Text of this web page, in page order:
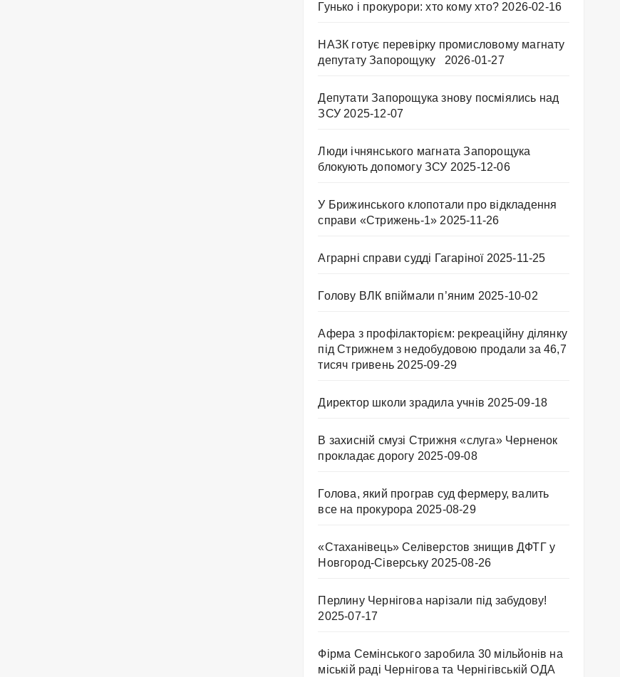
Гунько і прокурори: хто кому хто? 2026-02-16
НАЗК готує перевірку промисловому магнату
депутату Запорощуку
2026-01-27
Депутати Запорощука знову посміялись над
ЗСУ 2025-12-07
Люди ічнянського магната Запорощука
блокують допомогу ЗСУ 2025-12-06
У Брижинського клопотали про відкладення
справи «Стрижень-1» 2025-11-26
Аграрні справи судді Гагаріної 2025-11-25
Голову ВЛК впіймали п’яним 2025-10-02
Афера з профілакторієм: рекреаційну ділянку
під Стрижнем з недобудовою продали за 46,7
тисяч гривень 2025-09-29
Директор школи зрадила учнів 2025-09-18
В захисній смузі Стрижня «слуга» Черненок
прокладає дорогу 2025-09-08
Голова, який програв суд фермеру, валить
все на прокурора 2025-08-29
«Стаханівець» Селіверстов знищив ДФТГ у
Новгород-Сіверську 2025-08-26
Перлину Чернігова нарізали під забудову!
2025-07-17
Фірма Семінського заробила 30 мільйонів на
міській раді Чернігова та Чернігівській ОДА